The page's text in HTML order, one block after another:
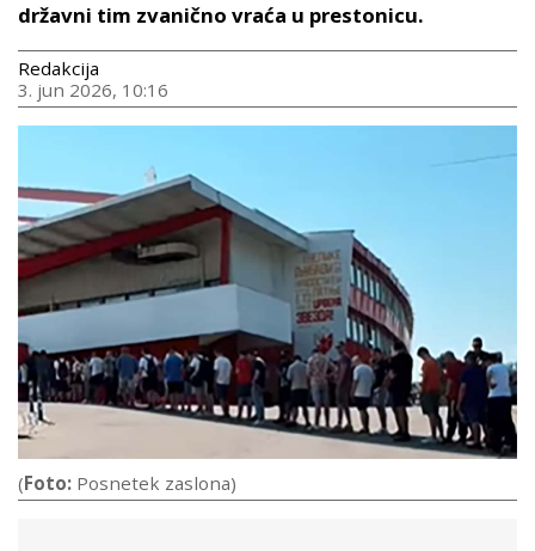
državni tim zvanično vraća u prestonicu.
Redakcija
3. jun 2026, 10:16
(Foto: Posnetek zaslona)